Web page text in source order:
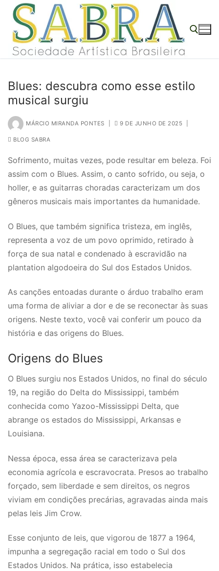
conteúdo
Pular
para
conteúdo
Blues: descubra como esse estilo
musical surgiu
MÁRCIO MIRANDA PONTES 9 DE JUNHO DE 2025
BLOG SABRA
Sofrimento, muitas vezes, pode resultar em beleza. Foi
assim com o Blues. Assim, o canto sofrido, ou seja, o
holler, e as guitarras choradas caracterizam um dos
gêneros musicais mais importantes da humanidade.
O Blues, que também significa tristeza, em inglês,
representa a voz de um povo oprimido, retirado à
força de sua natal e condenado à escravidão na
plantation algodoeira do Sul dos Estados Unidos.
As canções entoadas durante o árduo trabalho eram
uma forma de aliviar a dor e de se reconectar às suas
origens. Neste texto, você vai conferir um pouco da
história e das origens do Blues.
Origens do Blues
O Blues surgiu nos Estados Unidos, no final do século
19, na região do Delta do Mississippi, também
conhecida como Yazoo-Mississippi Delta, que
abrange os estados do Mississippi, Arkansas e
Louisiana.
Nessa época, essa área se caracterizava pela
economia agrícola e escravocrata. Presos ao trabalho
forçado, sem liberdade e sem direitos, os negros
viviam em condições precárias, agravadas ainda mais
pelas leis Jim Crow.
Esse conjunto de leis, que vigorou de 1877 a 1964,
impunha a segregação racial em todo o Sul dos
Estados Unidos. Na prática, isso estabelecia